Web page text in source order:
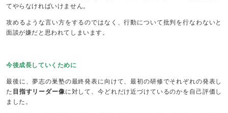
てやらなければいけません。
攻めるような言い方をするのではなく、行動について批判を行なわないと
面談が嫌だと思われてしまいます。
今後成長していくために
最後に、夢志の巣塾の最終発表に向けて、最初の研修でそれぞれの発表し
た 目指すリーダー像に対して、今どれだけ近づけているのかを自己評価し
ました。